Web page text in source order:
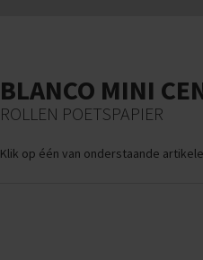
BLANCO MINI
ROLLEN POETSPAPIER
Klik op één van onderstaande